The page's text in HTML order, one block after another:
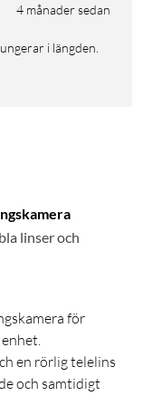
4 månader sedan
i längden.
linser och
för
en rörlig telelins
och samtidigt